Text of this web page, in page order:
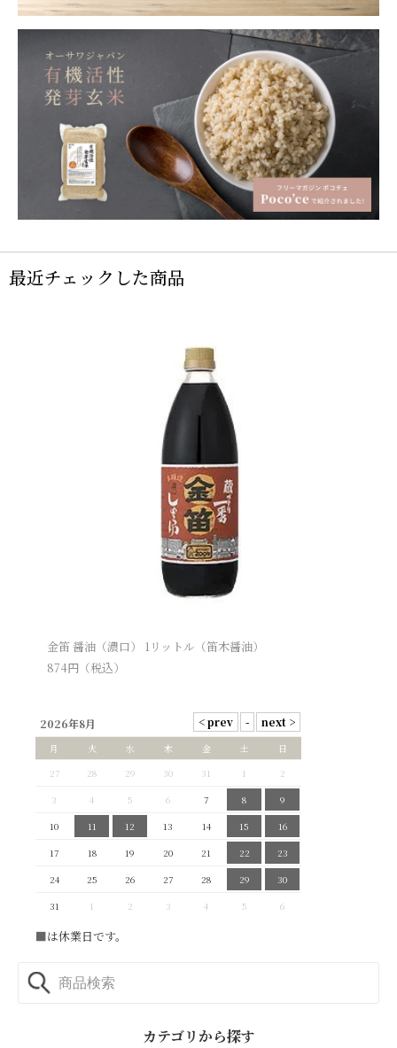
最近チェックした商品
金笛 醤油（濃口） 1リットル（笛木醤油）
874円（税込）
2026年8月
月 火 水 木 金 土
日
27
28 29 30 31 1
2
3
4 5 6 7 8
9
10
11 12 13 14 15
16
17
18 19 20 21 22
23
24
25 26 27 28 29
30
31
1 2 3 4 5 6
■は休業日です。
カテゴリから探す